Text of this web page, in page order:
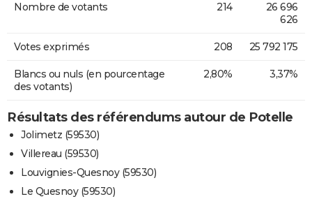
Nombre de votants 214
26 696
626
Votes exprimés 208 25 792 175
Blancs ou nuls (en pourcentage
des votants)
2,80% 3,37%
Résultats des référendums autour de Potelle
Jolimetz (59530)
Villereau (59530)
Louvignies-Quesnoy (59530)
Le Quesnoy (59530)